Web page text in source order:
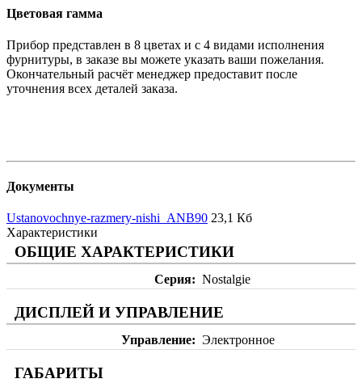
Цветовая гамма
Прибор представлен в 8 цветах и с 4 видами исполнения
фурнитуры, в заказе вы можете указать ваши пожелания.
Окончательный расчёт менеджер предоставит после
уточнения всех деталей заказа.
Документы
Ustanovochnye-razmery-nishi_ANB90 23,1 Кб
Характеристики
ОБЩИЕ ХАРАКТЕРИСТИКИ
Серия Nostalgie
ДИСПЛЕЙ И УПРАВЛЕНИЕ
Управление Электронное
ГАБАРИТЫ